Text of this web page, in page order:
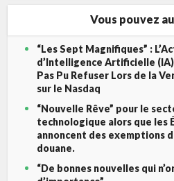
Vous pouvez
“Les Sept Magnifiques” :
d’Intelligence Artificielle (IA)
Pas Pu Refuser Lors de la
sur le Nasdaq
“Nouvelle Rêve” pour le
technologique alors que les
annoncent des exemptions
douane.
“De bonnes nouvelles qui